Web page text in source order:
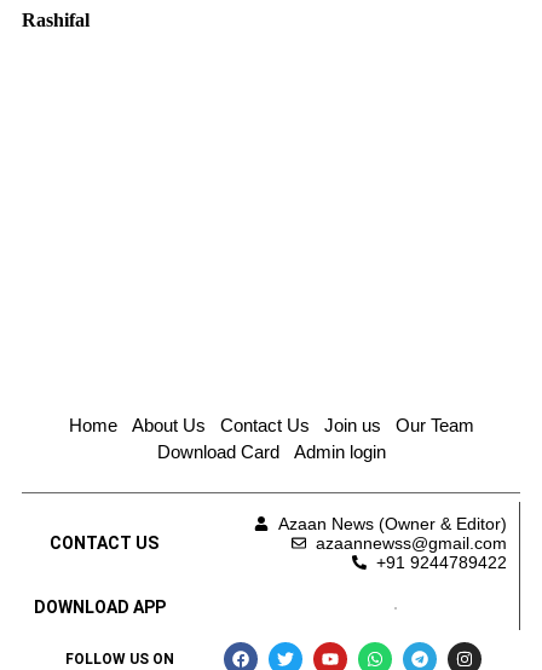
Rashifal
Home About Us Contact Us Join us
Our Team
Download Card
Admin login
CONTACT US
Azaan News (Owner & Editor)
azaannewss@gmail.com
+91 9244789422
DOWNLOAD APP
FOLLOW US ON